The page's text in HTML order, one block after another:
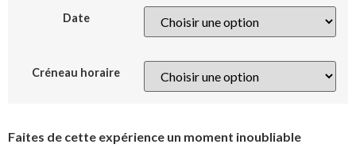
Date
Créneau horaire
Faites de cette expérience un moment inoubliable